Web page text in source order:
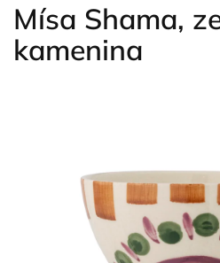
Mísa Shama,
kamenina